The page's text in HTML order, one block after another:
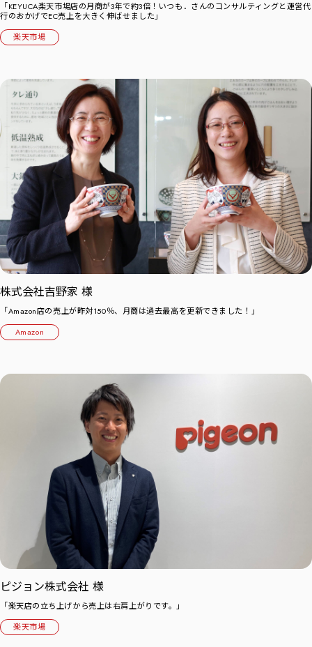
「KEYUCA楽天市場店の月商が3年で約3倍！いつも．さんのコンサルティングと運営代
行のおかげでEC売上を大きく伸ばせました」
楽天市場
株式会社吉野家 様
「Amazon店の売上が昨対150％、月商は過去最高を更新できました！」
Amazon
ピジョン株式会社 様
「楽天店の立ち上げから売上は右肩上がりです。」
楽天市場